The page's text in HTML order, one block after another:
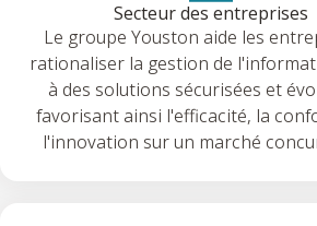
Secteur des entreprises
Le groupe Youston aide les
rationaliser la gestion de
à des solutions sécurisées et
favorisant ainsi l'efficacité, la
l'innovation sur un marché